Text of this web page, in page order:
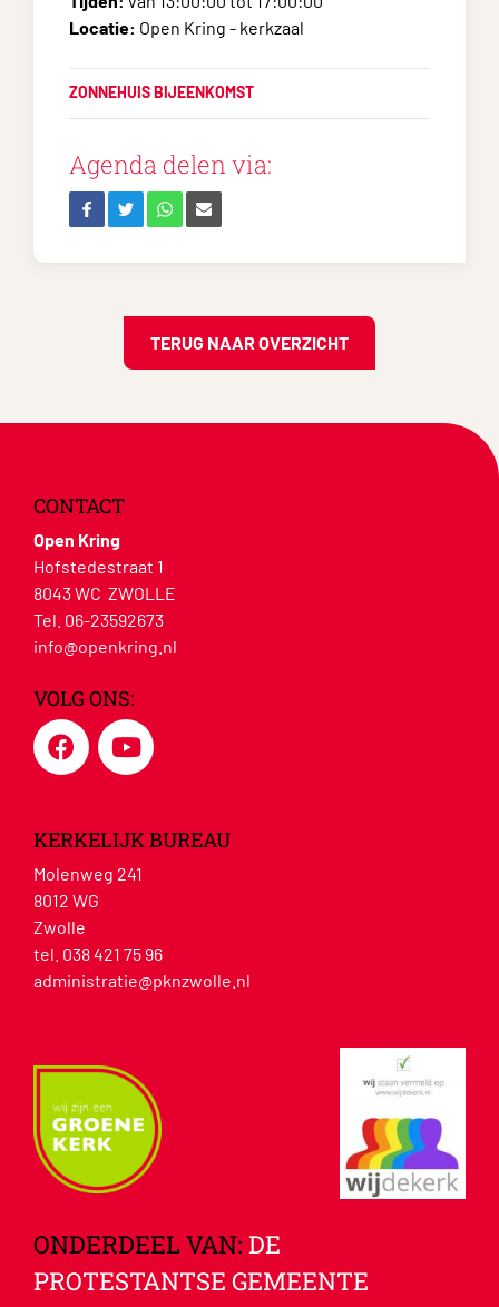
Locatie: Open Kring - kerkzaal
ZONNEHUIS BIJEENKOMST
Agenda delen via:
TERUG NAAR OVERZICHT
CONTACT
Open Kring
Hofstedestraat 1
8043 WC ZWOLLE
Tel. 06-23592673
info@openkring.nl
VOLG ONS:
KERKELIJK BUREAU
Molenweg 241
8012 WG
Zwolle
tel. 038 421 75 96
administratie@pknzwolle.nl
ONDERDEEL VAN: DE
PROTESTANTSE GEMEENTE